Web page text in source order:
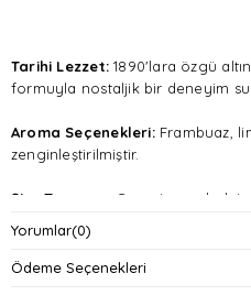
Tarihi Lezzet:1890'lara özgü
formuyla nostaljik bir deneyim
Aroma Seçenekleri:Frambuaz,
zenginleştirilmiştir.
Şişe Tasarımı: Cam şişe
Paket Seçenekleri:
ihtiyaçlara hitap eder.
Yorumlar(0)
Ödeme Seçenekleri